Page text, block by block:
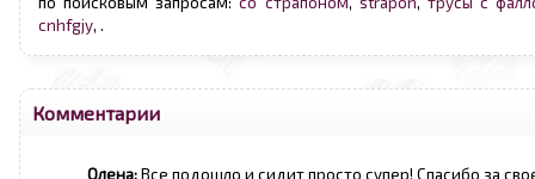
cnhfgjy, .
Комментарии
Олена:Все подошло и сидит просто супер! Спасибо за